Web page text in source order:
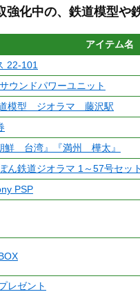
強化中の、鉄道模型や
アイテム名
22-101
ウンドパワーユニット
道模型 ジオラマ 藤沢駅
鮮 台湾』『満州 樺太』
ん鉄道ジオラマ 1～57号セット
PSP
レゼント